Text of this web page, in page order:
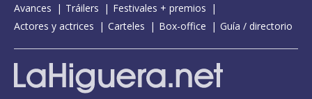
Avances
Tráilers
Festivales + premios
Actores y actrices
Carteles Box-office Guía / directorio